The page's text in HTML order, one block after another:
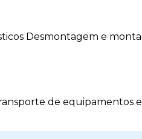
Desmontagem e
de equipamentos